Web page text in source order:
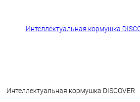
Интеллектуальная кормушка DISCOVER